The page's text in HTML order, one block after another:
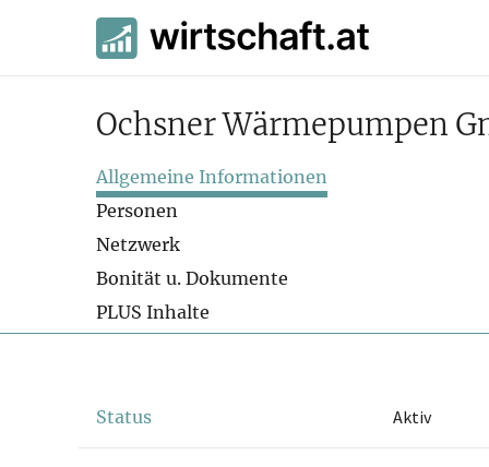
Ochsner Wärmepumpen
Allgemeine Informationen
Personen
Netzwerk
Bonität u. Dokumente
PLUS Inhalte
Status Aktiv